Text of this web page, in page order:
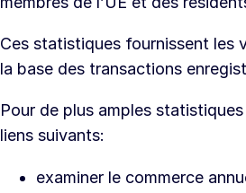
Ces statistiques fournissent les
la base des transactions
Pour de plus amples
liens suivants:
examiner le commerce